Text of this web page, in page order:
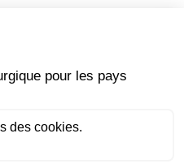
»
dans la barque ;